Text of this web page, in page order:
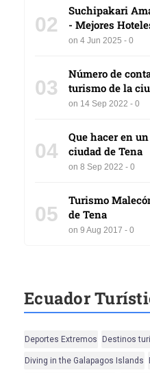
02
Suchipakari
- Mejores
on 4 Jun 2025 - 0
03
Número de
turismo de la
on 14 Sep 2022 - 0
04
Que hacer en
ciudad de Tena
on 8 Sep 2022 - 0
05
Turismo
de Tena
on 9 Aug 2017 - 0
Ecuador
Deportes Extremos Destinos
Diving in the Galapagos Islands